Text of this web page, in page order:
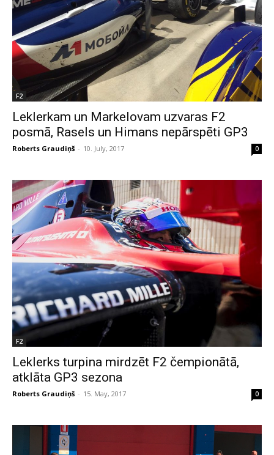
F2
Leklerkam un Markelovam uzvaras F2
posmā, Rasels un Himans nepārspēti GP3
Roberts Graudiņš - 10. July, 2017 0
F2
Leklerks turpina mirdzēt F2 čempionātā,
atklāta GP3 sezona
Roberts Graudiņš - 15. May, 2017 0